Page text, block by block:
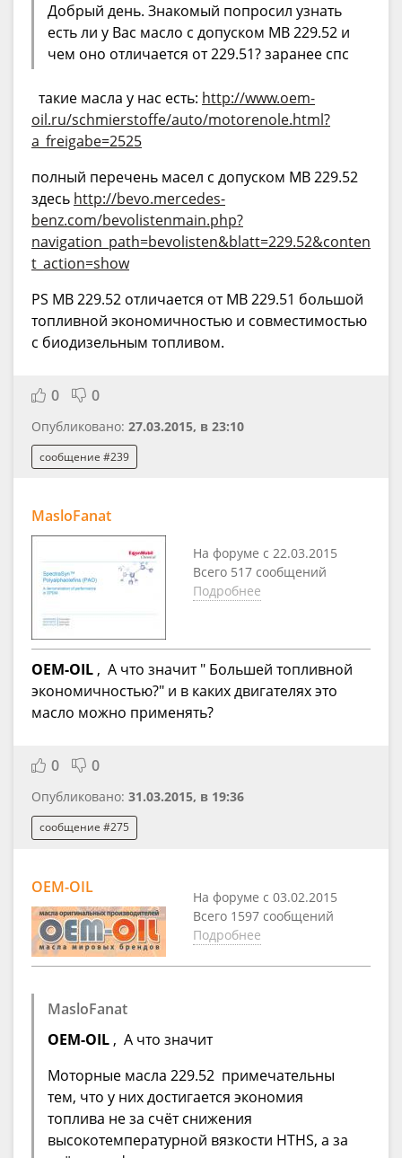
Добрый день. Знакомый попросил узнать
есть ли у Вас масло с допуском МВ 229.52 и
чем оно отличается от 229.51? заранее спс
такие масла у нас есть: http://www.oem-
oil.ru/schmierstoffe/auto/motorenole.html?
a_freigabe=2525
полный перечень масел с допуском МВ 229.52
здесь http://bevo.mercedes-
benz.com/bevolistenmain.php?
navigation_path=bevolisten&blatt=229.52&conten
t_action=show
PS MB 229.52 отличается от MB 229.51 большой
топливной экономичностью и совместимостью
с биодизельным топливом.
0 0
Опубликовано: 27.03.2015, в 23:10
сообщение #239
MasloFanat
На форуме с 22.03.2015
Всего 517 сообщений
Подробнее
OEM-OIL, А что значит " Большей топливной
экономичностью?" и в каких двигателях это
масло можно применять?
0 0
Опубликовано: 31.03.2015, в 19:36
сообщение #275
OEM-OIL
На форуме с 03.02.2015
Всего 1597 сообщений
Подробнее
MasloFanat
OEM-OIL , А что значит
Моторные масла 229.52 примечательны
тем, что у них достигается экономия
топлива не за счёт снижения
высокотемпературной вязкости HTHS, а за